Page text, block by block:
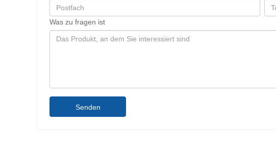
Was zu fragen ist
Senden